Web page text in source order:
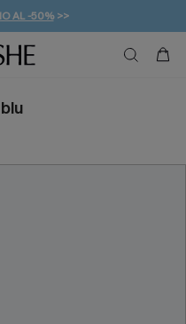
AL -50%>>
DA 49€
20% DI SCONTO*